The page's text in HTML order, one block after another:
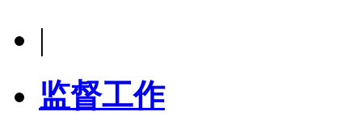
|
监督工作